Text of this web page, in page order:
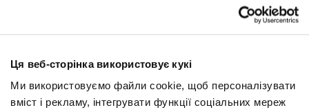
Ця веб-сторінка використовує кукі
Ми використовуємо файли cookie, щоб персоналізувати
вміст і рекламу, інтегрувати функції соціальних мереж
Понеділок
09:00 - 21:00